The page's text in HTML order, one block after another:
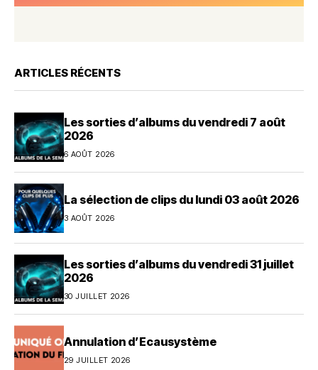
ARTICLES RÉCENTS
Les sorties d’albums du vendredi 7 août
2026
6 AOÛT 2026
La sélection de clips du lundi 03 août 2026
3 AOÛT 2026
Les sorties d’albums du vendredi 31 juillet
2026
30 JUILLET 2026
Annulation d’Ecausystème
29 JUILLET 2026